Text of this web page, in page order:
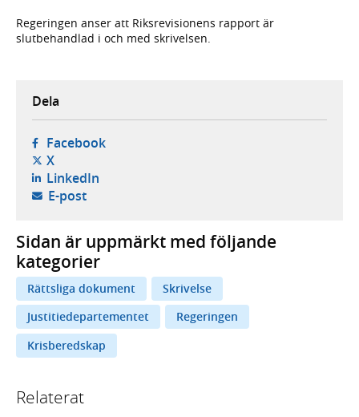
Regeringen anser att Riksrevisionens rapport är
slutbehandlad i och med skrivelsen.
Dela
Facebook- öppnas i ny flik, extern webbplats,
X- öppnas i ny flik, extern webbplats,
LinkedIn- öppnas i ny flik, extern webbplats,
E-post- öppnar din e-postklient,
Sidan är uppmärkt med följande
kategorier
Rättsliga dokument
Skrivelse
Justitiedepartementet
Regeringen
Krisberedskap
Relaterat